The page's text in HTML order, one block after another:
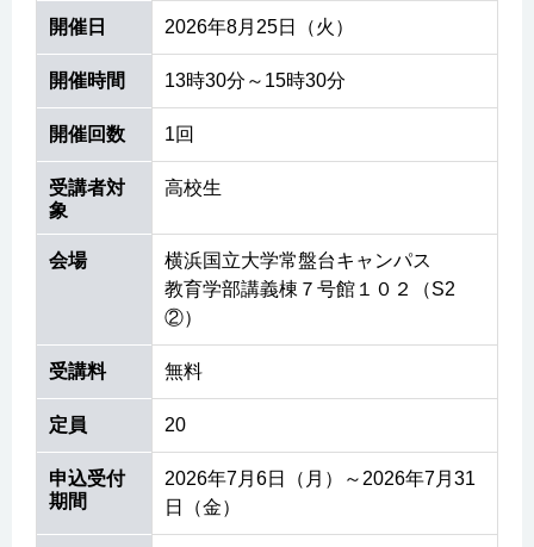
開催日 2026年8月25日（火）
開催時間 13時30分～15時30分
開催回数 1回
受講者対
象
高校生
会場
横浜国立大学常盤台キャンパス
教育学部講義棟７号館１０２（S2
②）
受講料 無料
定員 20
申込受付
期間
2026年7月6日（月）～2026年7月31
日（金）